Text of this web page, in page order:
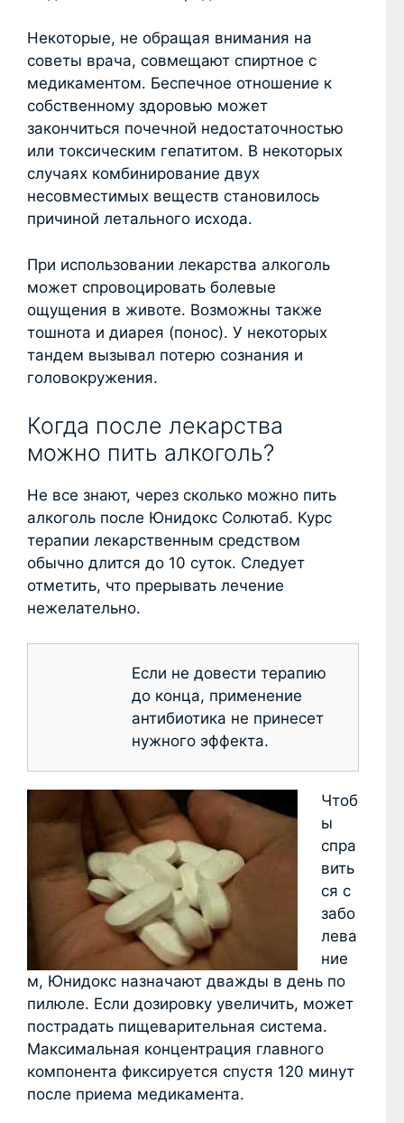
Некоторые, не обращая внимания на
советы врача, совмещают спиртное с
медикаментом. Беспечное отношение к
собственному здоровью может
закончиться почечной недостаточностью
или токсическим гепатитом. В некоторых
случаях комбинирование двух
несовместимых веществ становилось
причиной летального исхода.
При использовании лекарства алкоголь
может спровоцировать болевые
ощущения в животе. Возможны также
тошнота и диарея (понос). У некоторых
тандем вызывал потерю сознания и
головокружения.
Когда после лекарства
можно пить алкоголь?
Не все знают, через сколько можно пить
алкоголь после Юнидокс Солютаб. Курс
терапии лекарственным средством
обычно длится до 10 суток. Следует
отметить, что прерывать лечение
нежелательно.
Если не довести терапию
до конца, применение
антибиотика не принесет
нужного эффекта.
Чтоб
ы
спра
вить
ся с
забо
лева
ние
м, Юнидокс назначают дважды в день по
пилюле. Если дозировку увеличить, может
пострадать пищеварительная система.
Максимальная концентрация главного
компонента фиксируется спустя 120 минут
после приема медикамента.